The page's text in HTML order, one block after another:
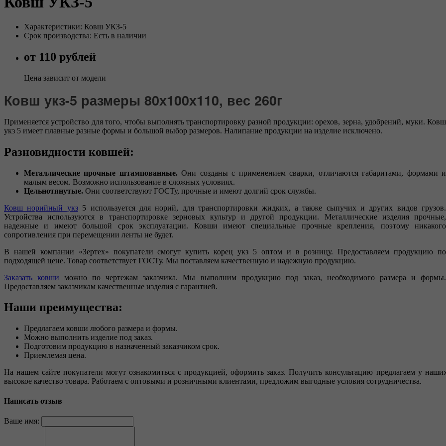
Характеристики: Ковш УКЗ-5
Срок производства: Есть в наличии
от 110 рублей
Цена зависит от модели
Ковш укз-5 размеры 80х100х110, вес 260г
Применяется устройство для того, чтобы выполнять транспортировку разной продукции: орехов, зерна, удобрений, муки. Ковш
укз 5 имеет плавные разные формы и большой выбор размеров. Налипание продукции на изделие исключено.
Разновидности ковшей:
Металлические прочные штампованные.Они созданы с применением сварки, отличаются габаритами, формами и
малым весом. Возможно использование в сложных условиях.
Цельнотянутые. Они соответствуют ГОСТу, прочные и имеют долгий срок службы.
Ковш норийный укз5 используется для норий, для транспортировки жидких, а также сыпучих и других видов грузов.
Устройства используются в транспортировке зерновых культур и другой продукции. Металлические изделия прочные,
надежные и имеют большой срок эксплуатации. Ковши имеют специальные прочные крепления, поэтому никакого
сопротивления при перемещении ленты не будет.
В нашей компании «Зертех» покупатели смогут купить корец укз 5 оптом и в розницу. Предоставляем продукцию по
подходящей цене. Товар соответствует ГОСТу. Мы поставляем качественную и надежную продукцию.
Заказать ковши можно по чертежам заказчика. Мы выполним продукцию под заказ, необходимого размера и формы.
Предоставляем заказчикам качественные изделия с гарантией.
Наши преимущества:
Предлагаем ковши любого размера и формы.
Можно выполнить изделие под заказ.
Подготовим продукцию в назначенный заказчиком срок.
Приемлемая цена.
На нашем сайте покупатели могут ознакомиться с продукцией, оформить заказ. Получить консультацию предлагаем у
высокое качество товара. Работаем с оптовыми и розничными клиентами, предложим выгодные условия сотрудничества.
Написать отзыв
Ваше имя: